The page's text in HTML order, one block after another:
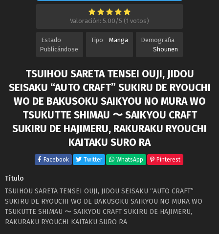
Valoración: 5.00/5 (1 votos)
Estado
Publicándose
Tipo Manga
Demografia
Shounen
TSUIHOU SARETA TENSEI OUJI, JIDOU
SEISAKU “AUTO CRAFT” SUKIRU DE RYOUCHI
WO DE BAKUSOKU SAIKYOU NO MURA WO
TSUKUTTE SHIMAU 〜 SAIKYOU CRAFT
SUKIRU DE HAJIMERU, RAKURAKU RYOUCHI
KAITAKU SURO RA
Facebook Twitter WhatsApp Pinterest
Título
TSUIHOU SARETA TENSEI OUJI, JIDOU SEISAKU “AUTO CRAFT”
SUKIRU DE RYOUCHI WO DE BAKUSOKU SAIKYOU NO MURA WO
TSUKUTTE SHIMAU 〜 SAIKYOU CRAFT SUKIRU DE HAJIMERU,
RAKURAKU RYOUCHI KAITAKU SURO RA